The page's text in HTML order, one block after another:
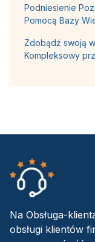
Podniesienie
Pomocą Bazy
Zdobądź swoją
Kompleksowy
Na Obsługa-
obsługi klientów